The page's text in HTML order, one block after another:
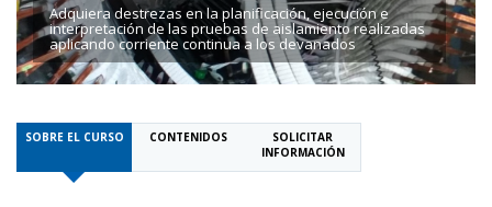
Adquiera destrezas en la planificación, ejecución e
interpretación de las pruebas de aislamiento realizadas
aplicando corriente continua a los devanados
SOBRE EL CURSO CONTENIDOS
SOLICITAR
INFORMACIÓN